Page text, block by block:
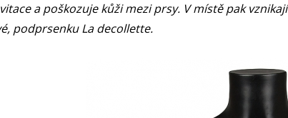
a poškozuje kůži mezi prsy. V místě pak
podprsenku La decollette.